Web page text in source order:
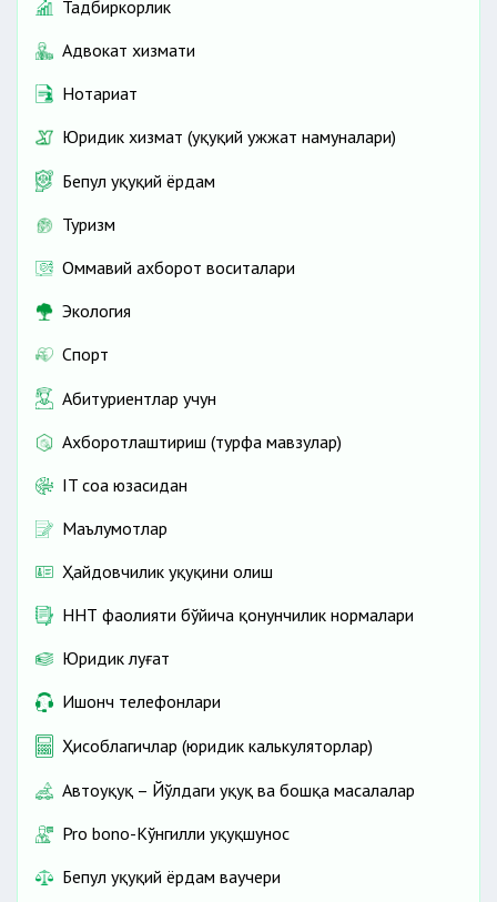
Тадбиркорлик
Адвокат хизмати
Нотариат
Юридик хизмат (ҳуқуқий ҳужжат намуналари)
Бепул ҳуқуқий ёрдам
Туризм
Оммавий ахборот воситалари
Экология
Спорт
Абитуриентлар учун
Ахборотлаштириш (турфа мавзулар)
IT соҳа юзасидан
Маълумотлар
Ҳайдовчилик ҳуқуқини олиш
ННТ фаолияти бўйича қонунчилик нормалари
Юридик луғат
Ишонч телефонлари
Ҳисоблагичлар (юридик калькуляторлар)
Автоҳуқуқ – Йўлдаги ҳуқуқ ва бошқа масалалар
Pro bono-Кўнгилли ҳуқуқшунос
Бепул ҳуқуқий ёрдам ваучери